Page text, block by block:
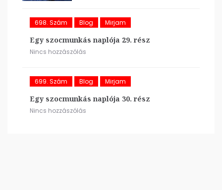
698. Szám Blog Mirjam
Egy szocmunkás naplója 29. rész
Nincs hozzászólás
699. Szám Blog Mirjam
Egy szocmunkás naplója 30. rész
Nincs hozzászólás